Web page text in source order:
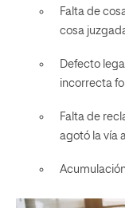
Falta de
cosa
Defecto
incorrecta
Falta de
agotó la vía